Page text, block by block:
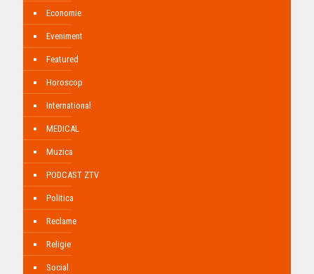
Economie
Eveniment
Featured
Horoscop
International
MEDICAL
Muzica
PODCAST ZTV
Politica
Reclame
Religie
Social